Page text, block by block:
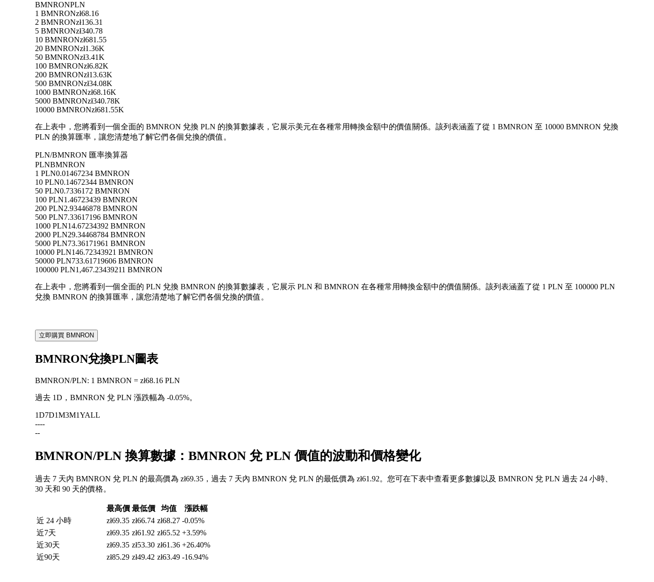
BMNRONPLN
1 BMNRONzł68.16
2 BMNRONzł136.31
5 BMNRONzł340.78
10 BMNRONzł681.55
20 BMNRONzł1.36K
50 BMNRONzł3.41K
100 BMNRONzł6.82K
200 BMNRONzł13.63K
500 BMNRONzł34.08K
1000 BMNRONzł68.16K
5000 BMNRONzł340.78K
10000 BMNRONzł681.55K
在上表中，您將看到一個全面的 BMNRON 兌換 PLN 的換算數據表，它展示美元在各種常用轉換金額中的價值關係。該列表涵蓋了從 1 BMNRON 至 10000 BMNRON 兌換
PLN 的換算匯率，讓您清楚地了解它們各個兌換的價值。
PLN/BMNRON 匯率換算器
PLNBMNRON
1 PLN0.01467234 BMNRON
10 PLN0.14672344 BMNRON
50 PLN0.7336172 BMNRON
100 PLN1.46723439 BMNRON
200 PLN2.93446878 BMNRON
500 PLN7.33617196 BMNRON
1000 PLN14.67234392 BMNRON
2000 PLN29.34468784 BMNRON
5000 PLN73.36171961 BMNRON
10000 PLN146.72343921 BMNRON
50000 PLN733.61719606 BMNRON
100000 PLN1,467.23439211 BMNRON
在上表中，您將看到一個全面的 PLN 兌換 BMNRON 的換算數據表，它展示 PLN 和 BMNRON 在各種常用轉換金額中的價值關係。該列表涵蓋了從 1 PLN 至 100000 PLN
兌換 BMNRON 的換算匯率，讓您清楚地了解它們各個兌換的價值。
立即購買 BMNRON
BMNRON兌換PLN圖表
BMNRON/PLN: 1 BMNRON = zł68.16 PLN
過去 1D，BMNRON 兌 PLN 漲跌幅為 -0.05%。
1D7D1M3M1YALL
----
--
BMNRON/PLN 換算數據：BMNRON 兌 PLN 價值的波動和價格變化
過去 7 天內 BMNRON 兌 PLN 的最高價為 zł69.35，過去 7 天內 BMNRON 兌 PLN 的最低價為 zł61.92。您可在下表中查看更多數據以及 BMNRON 兌 PLN 過去 24 小時、
30 天和 90 天的價格。
最高價 最低價 均值
漲跌幅
近 24 小時
zł69.35 zł66.74 zł68.27 -0.05%
近7天
zł69.35 zł61.92 zł65.52 +3.59%
近30天
zł69.35 zł53.30 zł61.36 +26.40%
近90天
zł85.29 zł49.42 zł63.49 -16.94%